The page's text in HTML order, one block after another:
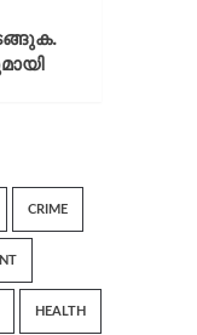
CRIME
HEALTH